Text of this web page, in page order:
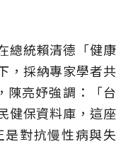
總統賴清德「健康
，採納專家學者共
陳亮妤強調：「台
健保資料庫，這座
對抗慢性病與失